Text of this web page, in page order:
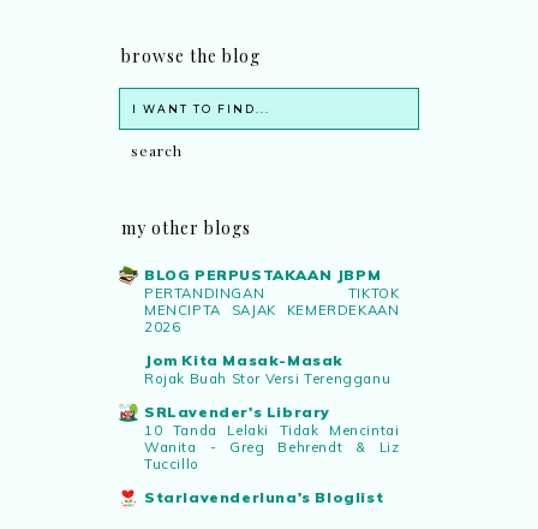
browse the blog
my other blogs
BLOG PERPUSTAKAAN JBPM
PERTANDINGAN TIKTOK
MENCIPTA SAJAK KEMERDEKAAN
2026
Jom Kita Masak-Masak
Rojak Buah Stor Versi Terengganu
SRLavender's Library
10 Tanda Lelaki Tidak Mencintai
Wanita - Greg Behrendt & Liz
Tuccillo
Starlavenderluna's Bloglist